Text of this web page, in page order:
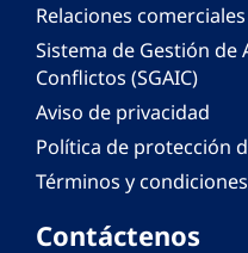
Relaciones
Sistema de Gestión
Conflictos (SGAIC)
Aviso de privacidad
Política de protección
Términos y
Contáctenos